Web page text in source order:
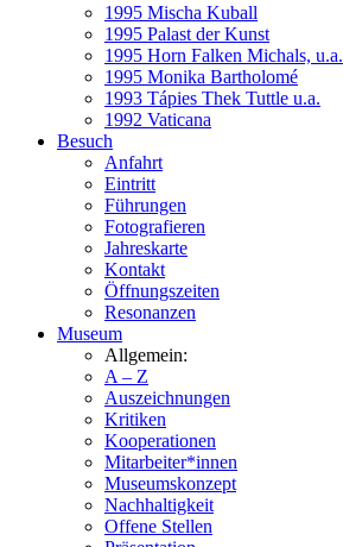
1995 Mischa Kuball
1995 Palast der Kunst
1995 Horn Falken Michals, u.a.
1995 Monika Bartholomé
1993 Tápies Thek Tuttle u.a.
1992 Vaticana
Besuch
Anfahrt
Eintritt
Führungen
Fotografieren
Jahreskarte
Kontakt
Öffnungszeiten
Resonanzen
Museum
Allgemein:
A – Z
Auszeichnungen
Kritiken
Kooperationen
Mitarbeiter*innen
Museumskonzept
Nachhaltigkeit
Offene Stellen